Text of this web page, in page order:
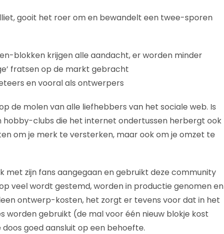
gooit het roer om en bewandelt een twee-sporen
blokken krijgen alle aandacht, er worden minder
fratsen op de markt gebracht
en vooral als ontwerpers
de molen van alle liefhebbers van het sociale web. Is
clubs die het internet ondertussen herbergt ook
om je merk te versterken, maar ook om je omzet te
met zijn fans aangegaan en gebruikt deze community
veel wordt gestemd, worden in productie genomen en
ontwerp-kosten, het zorgt er tevens voor dat in het
worden gebruikt (de mal voor één nieuw blokje kost
goed aansluit op een behoefte.